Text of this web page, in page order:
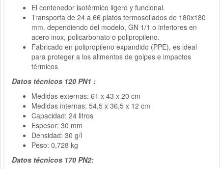
El contenedor isotérmico ligero y funcional.
Transporta de 24 a 66 platos termosellados de 180x180
mm. dependiendo del modelo, GN 1/1 o inferiores en
acero inox, policarbonato o polipropileno.
Fabricado en polipropileno expandido (PPE), es ideal
para proteger a los alimentos de golpes e impactos
térmicos
Datos técnicos 120 PN1 :
Medidas externas: 61 x 43 x 20 cm
Medidas internas: 54,5 x 36,5 x 12 cm
Capacidad: 24 litros
Espesor: 30 mm
Densidad: 30 g/l
Peso: 0,728 kg
Datos técnicos 170 PN2: